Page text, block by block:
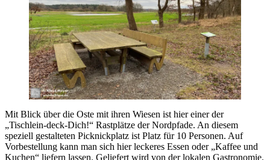
Mit Blick über die Oste mit ihren Wiesen ist hier einer der
„Tischlein-deck-Dich!“ Rastplätze der Nordpfade. An diesem
speziell gestalteten Picknickplatz ist Platz für 10 Personen. Auf
Vorbestellung kann man sich hier leckeres Essen oder „Kaffee und
Kuchen“ liefern lassen. Geliefert wird von der lokalen Gastronomie.